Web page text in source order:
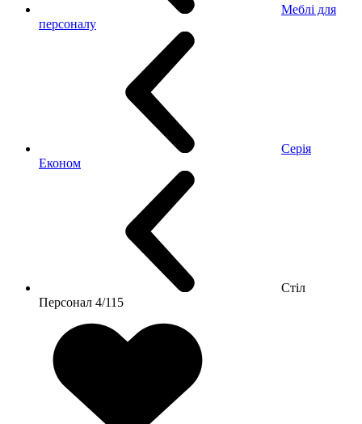
Меблі для
персоналу
Серія
Економ
Стіл
Персонал 4/115